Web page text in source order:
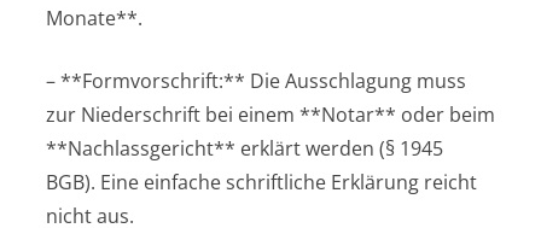
Monate**.
– **Formvorschrift:** Die Ausschlagung muss
zur Niederschrift bei einem **Notar** oder beim
**Nachlassgericht** erklärt werden (§ 1945
BGB). Eine einfache schriftliche Erklärung reicht
nicht aus.